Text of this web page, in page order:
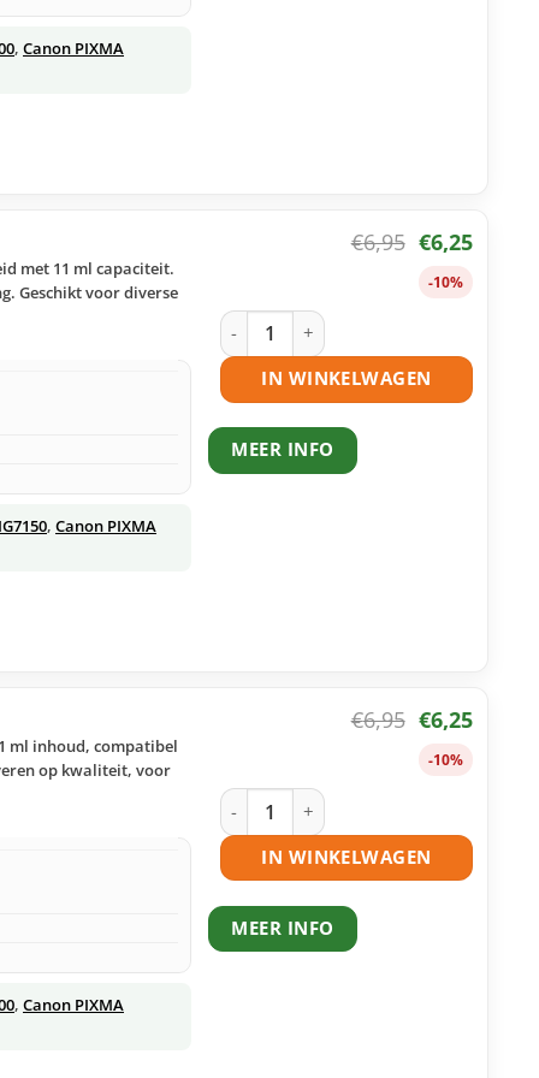
, Canon PIXMA
met 11 ml capaciteit.
Geschikt voor diverse
, Canon PIXMA
€6,95 €6,25
-10%
Canon CLI-551GY XL inktcartridge
IN WINKELWAGEN
MEER INFO
ml inhoud, compatibel
op kwaliteit, voor
, Canon PIXMA
€6,95 €6,25
-10%
Canon CLI-551M XL inktcartridge
IN WINKELWAGEN
MEER INFO